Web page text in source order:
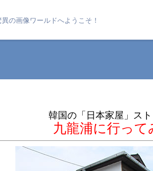
異の画像ワールドへようこそ！
韓国の「日本家屋」ス
九龍浦に行って